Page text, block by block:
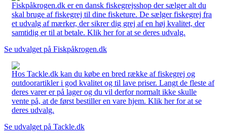
Fiskpåkrogen.dk er en dansk fiskegrejsshop der sælger alt du
skal bruge af fiskegrej til dine fisketure. De sælger fiskegrej fra
et udvalg af mærker, der sikrer dig grej af en høj kvalitet, der
samtidig er til at betale. Klik her for at se deres udvalg.
Se udvalget på Fiskpåkrogen.dk
Hos Tackle.dk kan du købe en bred række af fiskegrej og
outdoorartikler i god kvalitet og til lave priser. Langt de fleste af
deres varer er på lager og du vil derfor normalt ikke skulle
vente på, at de først bestiller en vare hjem. Klik her for at se
deres udvalg.
Se udvalget på Tackle.dk